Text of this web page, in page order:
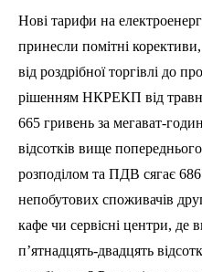
Нові тарифи на
принесли помітні
від роздрібної торгівлі до
рішенням НКРЕКП від
665 гривень за мегават-
відсотків вище
розподілом та ПДВ сягає
непобутових споживачів
кафе чи сервісні центри, де
п’ятнадцять-двадцять